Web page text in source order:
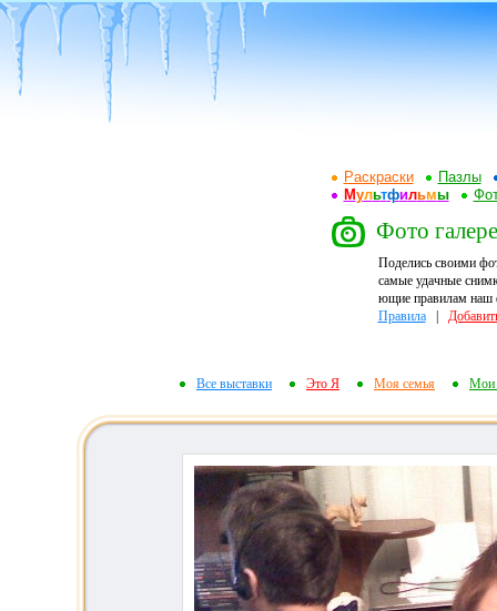
Раскраски
Пазлы
Мультфильмы
Фото
Поделись своими
самые удачные
ющие правилам наш
Правила|
Все выставки Это Я Моя семья Мои